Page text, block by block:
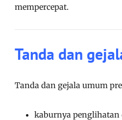
mempercepat.
Tanda dan
Tanda dan gejala umum
kaburnya penglihatan